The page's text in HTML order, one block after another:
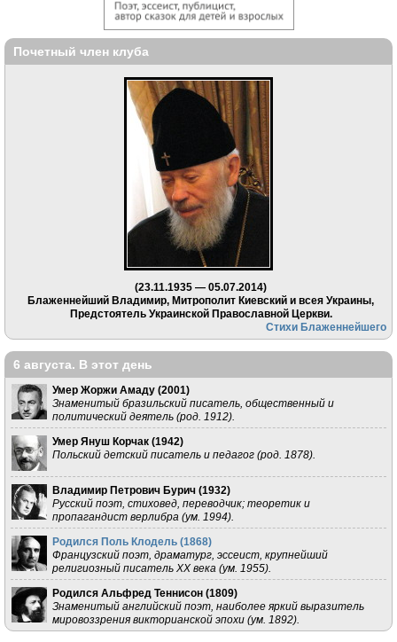
Почетный член клуба
(23.11.1935 — 05.07.2014)
Блаженнейший Владимир, Митрополит Киевский и всея Украины,
Предстоятель Украинской Православной Церкви.
Стихи Блаженнейшего
6 августа. В этот день
Умер Жоржи Амаду (2001)
Знаменитый бразильский писатель, общественный и
политический деятель (род. 1912).
Умер Януш Корчак (1942)
Польский детский писатель и педагог (род. 1878).
Владимир Петрович Бурич (1932)
Русский поэт, стиховед, переводчик; теоретик и
пропагандист верлибра (ум. 1994).
Родился Поль Клодель (1868)
Французский поэт, драматург, эссеист, крупнейший
религиозный писатель XX века (ум. 1955).
Родился Альфред Теннисон (1809)
Знаменитый английский поэт, наиболее яркий выразитель
мировоззрения викторианской эпохи (ум. 1892).